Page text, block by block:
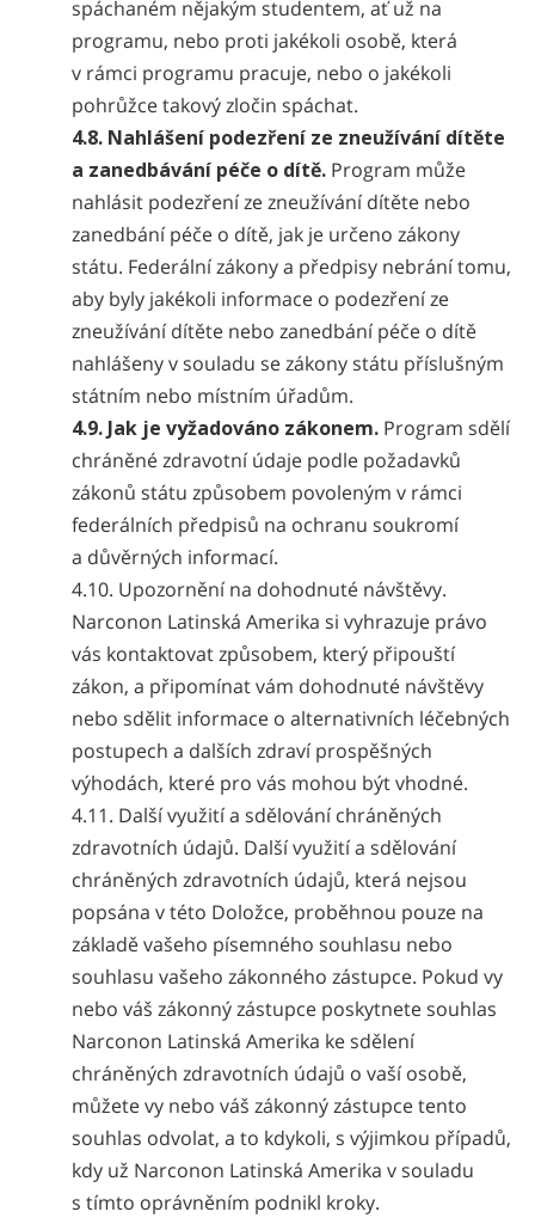
spáchaném nějakým studentem, ať už na
programu, nebo proti jakékoli osobě, která
v rámci programu pracuje, nebo o jakékoli
pohrůžce takový zločin spáchat.
4.8. Nahlášení podezření ze zneužívání dítěte
a zanedbávání péče o dítě. Program může
nahlásit podezření ze zneužívání dítěte nebo
zanedbání péče o dítě, jak je určeno zákony
státu. Federální zákony a předpisy nebrání tomu,
aby byly jakékoli informace o podezření ze
zneužívání dítěte nebo zanedbání péče o dítě
nahlášeny v souladu se zákony státu příslušným
státním nebo místním úřadům.
4.9. Jak je vyžadováno zákonem. Program sdělí
chráněné zdravotní údaje podle požadavků
zákonů státu způsobem povoleným v rámci
federálních předpisů na ochranu soukromí
a důvěrných informací.
4.10. Upozornění na dohodnuté návštěvy.
Narconon Latinská Amerika si vyhrazuje právo
vás kontaktovat způsobem, který připouští
zákon, a připomínat vám dohodnuté návštěvy
nebo sdělit informace o alternativních léčebných
postupech a dalších zdraví prospěšných
výhodách, které pro vás mohou být vhodné.
4.11. Další využití a sdělování chráněných
zdravotních údajů. Další využití a sdělování
chráněných zdravotních údajů, která nejsou
popsána v této Doložce, proběhnou pouze na
základě vašeho písemného souhlasu nebo
souhlasu vašeho zákonného zástupce. Pokud vy
nebo váš zákonný zástupce poskytnete souhlas
Narconon Latinská Amerika ke sdělení
chráněných zdravotních údajů o vaší osobě,
můžete vy nebo váš zákonný zástupce tento
souhlas odvolat, a to kdykoli, s výjimkou případů,
kdy už Narconon Latinská Amerika v souladu
s tímto oprávněním podnikl kroky.